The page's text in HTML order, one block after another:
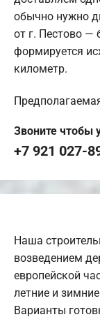
обычно нужно
от г. Пестово —
формируется
километр.
Звоните чтобы
+7 921 027-
Наша
возведением
европейской
летние и
Варианты